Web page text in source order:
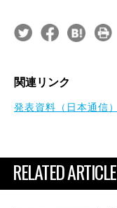
関連リンク
発表資料（日本通信）
RELATED ARTICLE